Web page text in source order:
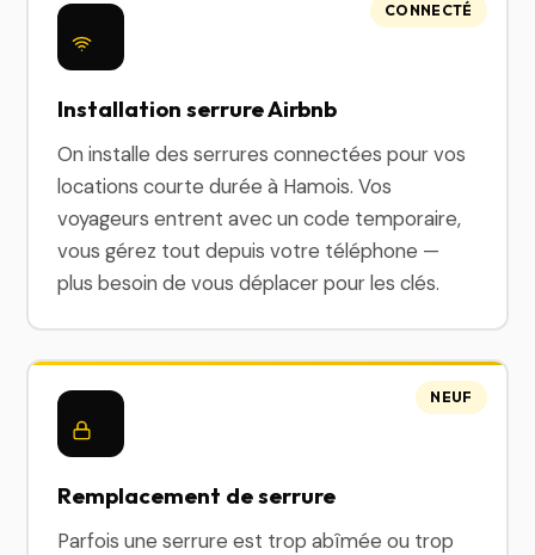
Installation serrure Airbnb
On installe des serrures connectées pour vos
locations courte durée à Hamois. Vos
voyageurs entrent avec un code temporaire,
vous gérez tout depuis votre téléphone —
plus besoin de vous déplacer pour les clés.
CONNECTÉ
Remplacement de serrure
Parfois une serrure est trop abîmée ou trop
NEUF